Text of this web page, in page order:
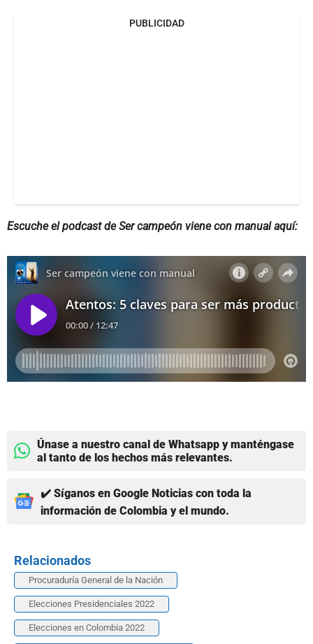
PUBLICIDAD
Escuche el podcast de Ser campeón viene con manual aquí:
Únase a nuestro canal de Whatsapp y manténgase
al tanto de los hechos más relevantes.
✔️ Síganos en Google Noticias con toda la
información de Colombia y el mundo.
Relacionados
Procuraduría General de la Nación
Elecciones Presidenciales 2022
Elecciones en Colombia 2022